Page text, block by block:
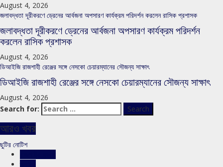
August 4, 2026
জলাবদ্ধতা দূরীকরণে ড্রেনের আর্বজনা অপসারণ কার্যক্রম পরিদর্শন করলেন রাসিক প্রশাসক
জলাবদ্ধতা দূরীকরণে ড্রেনের আর্বজনা অপসারণ কার্যক্রম পরিদর্শন
করলেন রাসিক প্রশাসক
August 4, 2026
ডিআইজি রাজশাহী রেঞ্জের সঙ্গে নেসকো চেয়ারম্যানের সৌজন্য সাক্ষাৎ
ডিআইজি রাজশাহী রেঞ্জের সঙ্গে নেসকো চেয়ারম্যানের সৌজন্য সাক্ষাৎ
August 4, 2026
Search for:
আরও খবর
ছুটির নোটিশ